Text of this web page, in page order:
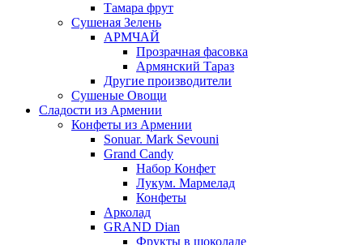
Тамара фрут
Сушеная Зелень
АРМЧАЙ
Прозрачная фасовка
Армянский Тараз
Другие производители
Сушеные Овощи
Сладости из Армении
Конфеты из Армении
Sonuar. Mark Sevouni
Grand Candy
Набор Конфет
Лукум. Мармелад
Конфеты
Арколад
GRAND Dian
Фрукты в шоколаде